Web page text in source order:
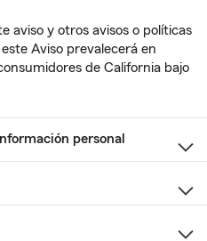
aviso y otros avisos o políticas
Aviso prevalecerá en
de California bajo
personal